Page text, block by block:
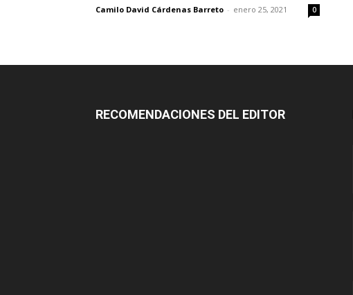
Camilo David Cárdenas Barreto - enero 25, 2021 0
RECOMENDACIONES DEL EDITOR